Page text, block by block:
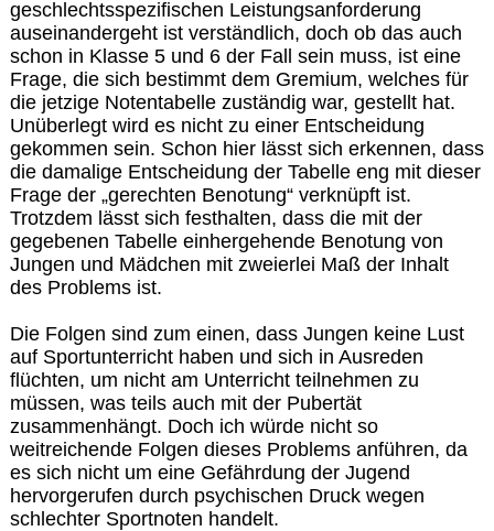
geschlechtsspezifischen Leistungsanforderung
auseinandergeht ist verständlich, doch ob das auch
schon in Klasse 5 und 6 der Fall sein muss, ist eine
Frage, die sich bestimmt dem Gremium, welches für
die jetzige Notentabelle zuständig war, gestellt hat.
Unüberlegt wird es nicht zu einer Entscheidung
gekommen sein. Schon hier lässt sich erkennen, dass
die damalige Entscheidung der Tabelle eng mit dieser
Frage der „gerechten Benotung“ verknüpft ist.
Trotzdem lässt sich festhalten, dass die mit der
gegebenen Tabelle einhergehende Benotung von
Jungen und Mädchen mit zweierlei Maß der Inhalt
des Problems ist.
Die Folgen sind zum einen, dass Jungen keine Lust
auf Sportunterricht haben und sich in Ausreden
flüchten, um nicht am Unterricht teilnehmen zu
müssen, was teils auch mit der Pubertät
zusammenhängt. Doch ich würde nicht so
weitreichende Folgen dieses Problems anführen, da
es sich nicht um eine Gefährdung der Jugend
hervorgerufen durch psychischen Druck wegen
schlechter Sportnoten handelt.